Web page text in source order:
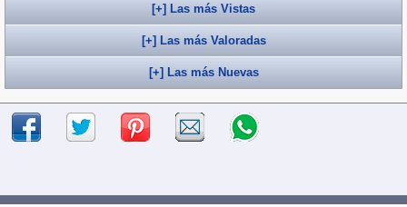
[+] Las más Vistas
[+] Las más Valoradas
[+] Las más Nuevas